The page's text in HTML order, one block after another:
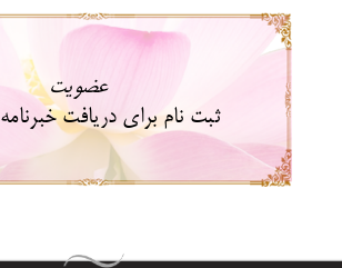
عضویت
ثبت نام برای دریافت خبرنامه